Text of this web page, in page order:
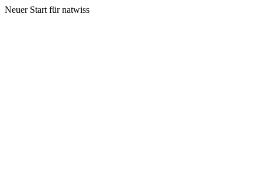
Neuer Start für natwiss